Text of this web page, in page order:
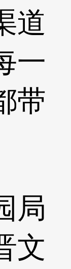
道
一
带
局
文